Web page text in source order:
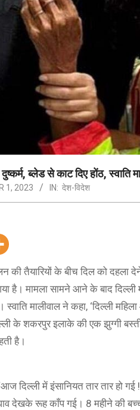
ब्लेड से काट दिए होंठ, स्वाति
1, 2023 IN: देश-विदेश
की तैयारियों के बीच दिल को दहला
है। मामला सामने आने के बाद
स्वाति मालीवाल ने कहा, ‘दिल्ली
के शकरपुर इलाके की एक झुग्गी
है।
‘आज दिल्ली में इंसानियत तार तार
देखके रूह काँप गई। 8 महीने की